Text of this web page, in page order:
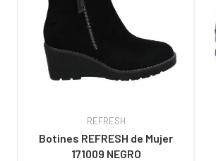
REFRESH
Botines REFRESH de Mujer
171009 NEGRO